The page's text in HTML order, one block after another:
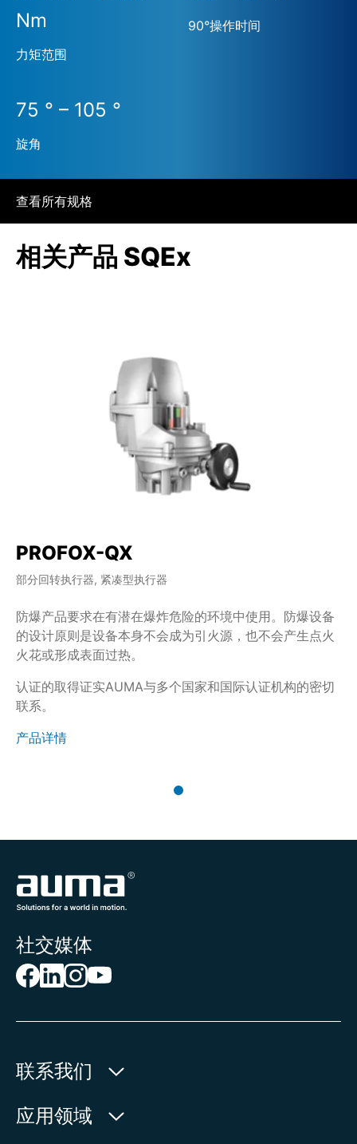
Nm
力矩范围
90°操作时间
75 ° – 105 °
旋角
查看所有规格
相关产品 SQEx
PROFOX-QX
部分回转执行器, 紧凑型执行器
防爆产品要求在有潜在爆炸危险的环境中使用。防爆设备
的设计原则是设备本身不会成为引火源，也不会产生点火
火花或形成表面过热。
认证的取得证实AUMA与多个国家和国际认证机构的密切
联系。
产品详情
社交媒体
联系我们
欧玛执行器(中国)有限公司
应用领域